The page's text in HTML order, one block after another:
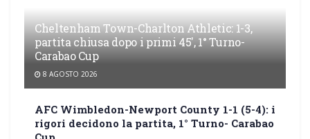
Cheltenham Town-Charlton Athletic: 1-3,
partita chiusa dopo i primi 45′, 1° Turno-
Carabao Cup
8 AGOSTO 2026
AFC Wimbledon-Newport County 1-1 (5-4): i
rigori decidono la partita, 1° Turno- Carabao